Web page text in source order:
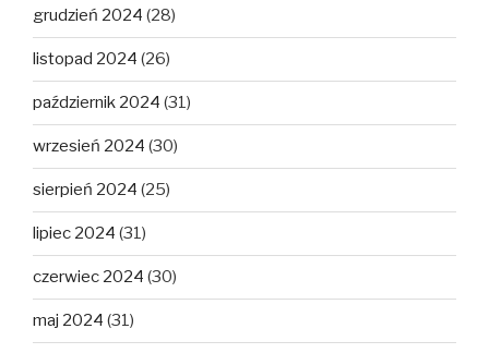
grudzień 2024 (28)
listopad 2024 (26)
październik 2024 (31)
wrzesień 2024 (30)
sierpień 2024 (25)
lipiec 2024 (31)
czerwiec 2024 (30)
maj 2024 (31)